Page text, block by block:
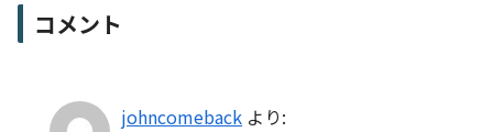
コメント
johncomeback より: